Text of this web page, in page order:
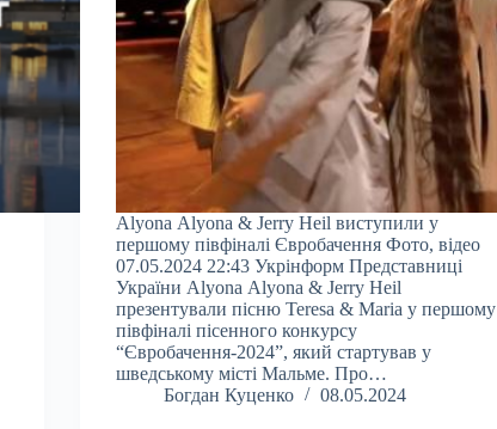
Аlyona Аlyona & Jerry Heil виступили у
першому півфіналі Євробачення Фото, відео
07.05.2024 22:43 Укрінформ Представниці
України Аlyona Аlyona & Jerry Heil
презентували пісню Teresa & Maria у першому
півфіналі пісенного конкурсу
“Євробачення-2024”, який стартував у
шведському місті Мальме. Про…
Богдан Куценко
08.05.2024